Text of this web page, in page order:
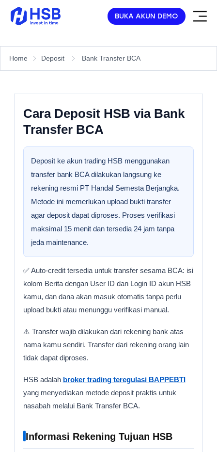
BUKA AKUN DEMO
Home Deposit Bank Transfer BCA
Cara Deposit HSB via Bank
Transfer BCA
Deposit ke akun trading HSB menggunakan
transfer bank BCA dilakukan langsung ke
rekening resmi PT Handal Semesta Berjangka.
Metode ini memerlukan upload bukti transfer
agar deposit dapat diproses. Proses verifikasi
maksimal 15 menit dan tersedia 24 jam tanpa
jeda maintenance.
✅ Auto-credit tersedia untuk transfer sesama BCA: isi
kolom Berita dengan User ID dan Login ID akun HSB
kamu, dan dana akan masuk otomatis tanpa perlu
upload bukti atau menunggu verifikasi manual.
⚠️ Transfer wajib dilakukan dari rekening bank atas
nama kamu sendiri. Transfer dari rekening orang lain
tidak dapat diproses.
HSB adalah broker trading teregulasi BAPPEBTI
yang menyediakan metode deposit praktis untuk
nasabah melalui Bank Transfer BCA.
Informasi Rekening Tujuan HSB